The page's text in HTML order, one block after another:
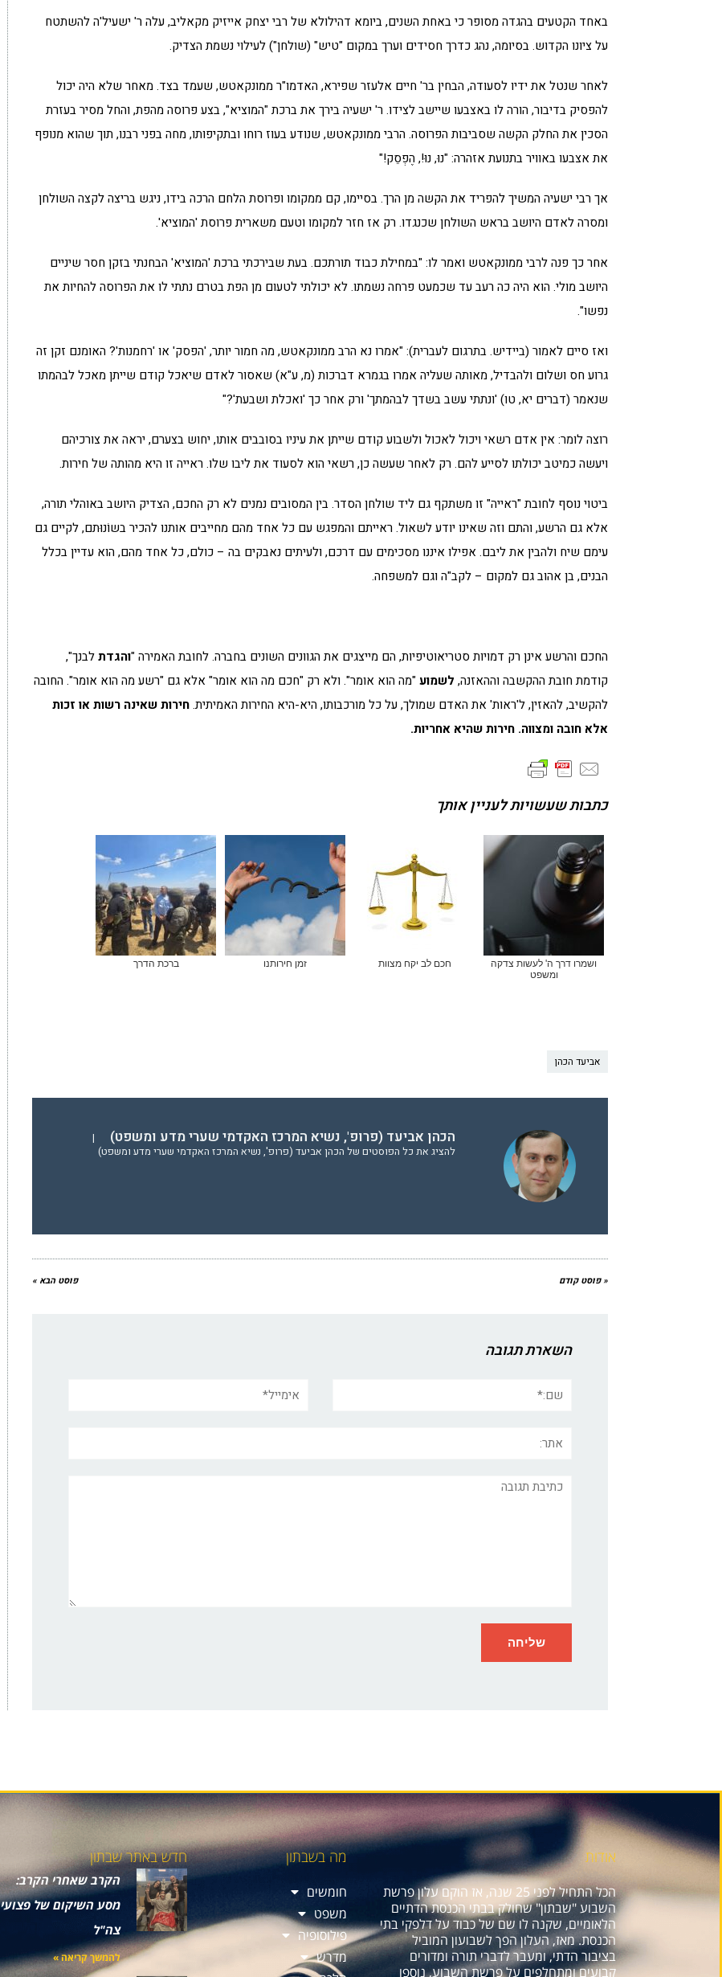
באחד הקטעים בהגדה מסופר כי באחת השנים, ביומא דהילולא של רבי יצחק אייזיק מקאליב, עלה ר' ישעיל'ה להשתטח
על ציונו הקדוש. בסיומה, נהג כדרך חסידים וערך במקום "טיש" (שולחן") לעילוי נשמת הצדיק.
לאחר שנטל את ידיו לסעודה, הבחין בר' חיים אלעזר שפירא, האדמו"ר ממונקאטש, שעמד בצד. מאחר שלא היה יכול
להפסיק בדיבור, הורה לו באצבעו שיישב לצידו. ר' ישעיה בירך את ברכת "המוציא", בצע פרוסה מהפת, והחל מסיר בעזרת
הסכין את החלק הקשה שסביבות הפרוסה. הרבי ממונקאטש, שנודע בעוז רוחו ובתקיפותו, מחה בפני רבנו, תוך שהוא מנופף
את אצבעו באוויר בתנועת אזהרה: "נוּ, נוּ!, הֶפְסֵק!"
אך רבי ישעיה המשיך להפריד את הקשה מן הרך. בסיימו, קם ממקומו ופרוסת הלחם הרכה בידו, ניגש בריצה לקצה השולחן
ומסרה לאדם היושב בראש השולחן שכנגדו. רק אז חזר למקומו וטעם משארית פרוסת 'המוציא'.
אחר כך פנה לרבי ממונקאטש ואמר לו: "במחילת כבוד תורתכם. בעת שבירכתי ברכת 'המוציא' הבחנתי בזקן חסר שיניים
היושב מולי. הוא היה כה רעב עד שכמעט פרחה נשמתו. לא יכולתי לטעום מן הפת בטרם נתתי לו את הפרוסה להחיות את
נפשו".
ואז סיים לאמור (ביידיש. בתרגום לעברית): "אמרו נא הרב ממונקאטש, מה חמור יותר, 'הפסק' או 'רחמנות'? האומנם זקן זה
גרוע חס ושלום ולהבדיל, מאותה שעליה אמרו בגמרא דברכות (מ, ע"א) שאסור לאדם שיאכל קודם שייתן מאכל לבהמתו
שנאמר (דברים יא, טו) 'ונתתי עשב בשדך לבהמתך' ורק אחר כך 'ואכלת ושבעת'?"
רוצה לומר: אין אדם רשאי ויכול לאכול ולשבוע קודם שייתן את עיניו בסובבים אותו, יחוש בצערם, יראה את צורכיהם
ויעשה כמיטב יכולתו לסייע להם. רק לאחר שעשה כן, רשאי הוא לסעוד את ליבו שלו. ראייה זו היא מהותה של חירות.
ביטוי נוסף לחובת "ראייה" זו משתקף גם ליד שולחן הסדר. בין המסובים נמנים לא רק החכם, הצדיק היושב באוהלי תורה,
אלא גם הרשע, והתם וזה שאינו יודע לשאול. ראייתם והמפגש עם כל אחד מהם מחייבים אותנו להכיר בשוֹנוּתם, לקיים גם
עימם שיח ולהבין את ליבם. אפילו איננו מסכימים עם דרכם, ולעיתים נאבקים בה – כולם, כל אחד מהם, הוא עדיין בכלל
הבנים, בן אהוב גם למקום – לקב"ה וגם למשפחה.
החכם והרשע אינן רק דמויות סטריאוטיפיות, הם מייצגים את הגוונים השונים בחברה. לחובת האמירה "והגדתלבנך",
קודמת חובת ההקשבה וההאזנה, לשמוע "מה הוא אומר". ולא רק "חכם מה הוא אומר" אלא גם "רשע מה הוא אומר". החובה
להקשיב, להאזין, ל'ראות' את האדם שמולך, על כל מורכבותו, היא-היא החירות האמיתית.חירות שאינה רשות או זכות
אלא חובה ומצווה. חירות שהיא אחריות.
כתבות שעשויות לעניין אותך
ושמרו דרך ה' לעשות צדקה
ומשפט
חכם לב יקח מצוות זמן חירותנו ברכת הדרך
אביעד הכהן
הכהן אביעד (פרופ', נשיא המרכז האקדמי שערי מדע ומשפט)
|
להציג את כל הפוסטים של הכהן אביעד (פרופ', נשיא המרכז האקדמי שערי מדע ומשפט)
« פוסט קודם פוסט הבא »
השארת תגובה
תגובה
אודות
הכל התחיל לפני 25 שנה, אז הוקם עלון פרשת
השבוע "שבתון" שחולק בבתי הכנסת הדתיים
הלאומיים, שקנה לו שם של כבוד על דלפקי בתי
הכנסת. מאז, העלון הפך לשבועון המוביל
בציבור הדתי, ומעבר לדברי תורה ומדורים
קבועים ומתחלפים על פרשת השבוע, נוספו
מה בשבתון
חומשים
משפט
פילוסופיה
מדרש
חדש באתר שבתון
הקרב שאחרי הקרב:
מסע השיקום של פצועי
צה"ל
להמשך קריאה »